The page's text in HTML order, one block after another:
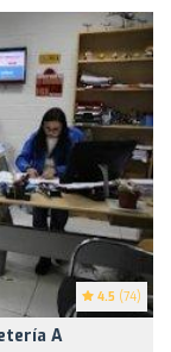
4.5 (74)
A